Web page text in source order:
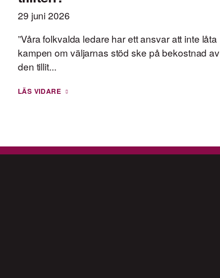
29 juni 2026
”Våra folkvalda ledare har ett ansvar att inte låta
kampen om väljarnas stöd ske på bekostnad av
den tillit...
LÄS VIDARE